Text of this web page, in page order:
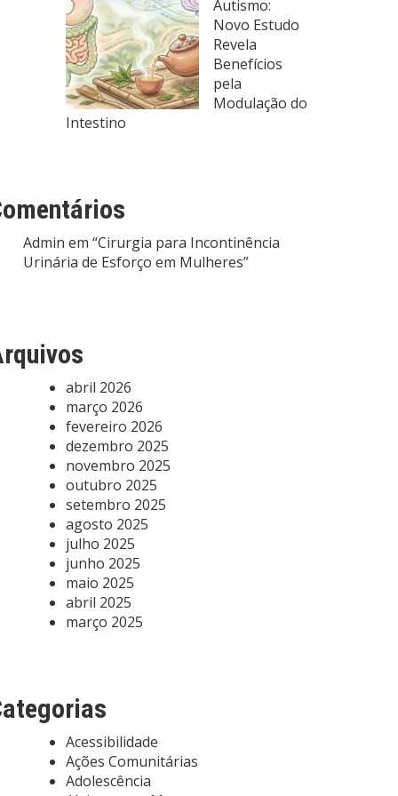
Autismo:
Novo Estudo
Revela
Benefícios
pela
Modulação do
Intestino
Admin em “Cirurgia para Incontinência
Urinária de Esforço em Mulheres”
abril 2026
março 2026
fevereiro 2026
dezembro 2025
novembro 2025
outubro 2025
setembro 2025
agosto 2025
julho 2025
junho 2025
maio 2025
abril 2025
março 2025
Acessibilidade
Ações Comunitárias
Adolescência